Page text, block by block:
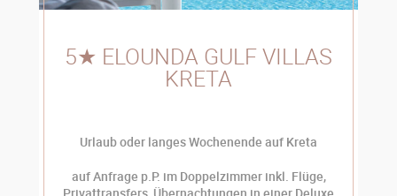
5★ ELOUNDA GULF VILLAS
KRETA
Urlaub oder langes Wochenende auf Kreta
auf Anfrage p.P. im Doppelzimmer inkl. Flüge,